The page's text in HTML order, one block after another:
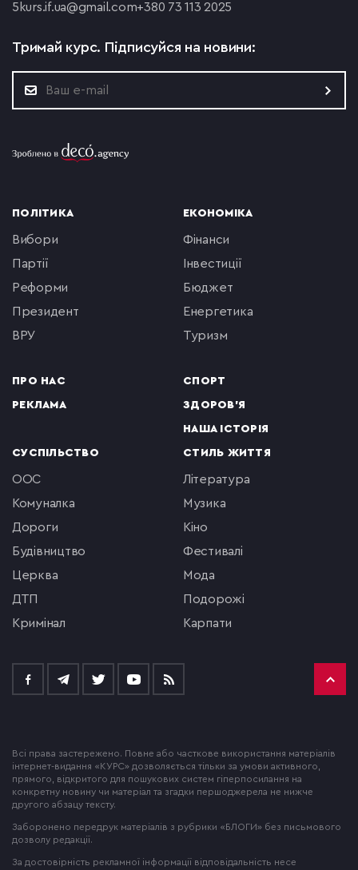
5 kurs.if.ua@gmail.com+380 73 113 2025
Тримай курс. Підписуйся на новини:
ПОЛІТИКА
вибори
партії
реформи
президент
ВРУ
ПРО НАС
РЕКЛАМА
ЕКОНОМІКА
фінанси
інвестиції
бюджет
енергетика
туризм
СПОРТ
ЗДОРОВ'Я
НАША ІСТОРІЯ
СУСПІЛЬСТВО
ООС
комуналка
Дороги
будівництво
церква
ДТП
кримінал
СТИЛЬ ЖИТТЯ
література
музика
кіно
фестивалі
мода
подорожі
Карпати
Всі права застережено. Повне або часткове використання матеріалів
інтернет-видання «КУРС» дозволяється тільки за умови активного,
прямого, відкритого для пошукових систем гіперпосилання на
конкретну новину чи матеріал та згадки першоджерела не нижче
другого абзацу тексту.
Заборонено передрук матеріалів з рубрики «БЛОГИ» без письмового
дозволу редакції.
За достовірність рекламної інформації відповідальність несе